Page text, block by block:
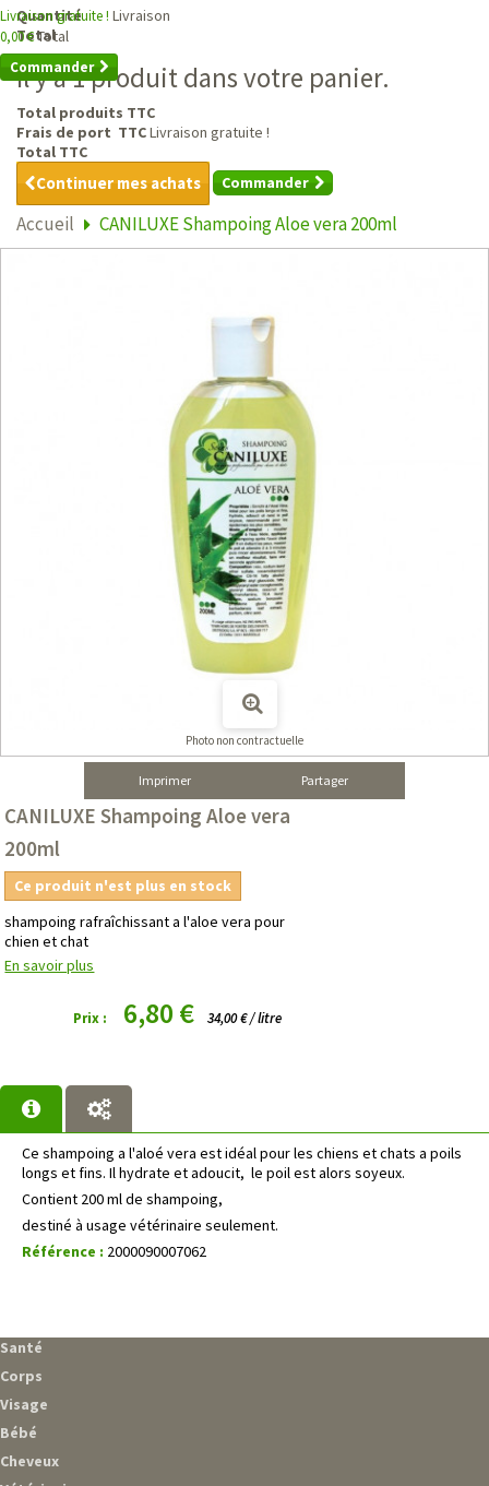
Livraison gratuite ! Livraison
0,00 €Total
Commander
Quantité
Total
Il y a 1 produit dans votre panier.
Total produits TTC
Frais de port TTCLivraison gratuite !
Total TTC
Continuer mes achats Commander
Accueil CANILUXE Shampoing Aloe vera 200ml
Photo non contractuelle
Imprimer Partager
CANILUXE Shampoing Aloe vera
200ml
Ce produit n'est plus en stock
shampoing rafraîchissant a l'aloe vera pour
chien et chat
En savoir plus
Prix : 6,80 € 34,00 € / litre
Ce shampoing a l'aloé vera est idéal pour les chiens et chats a poils
longs et fins. Il hydrate et adoucit, le poil est alors soyeux.
Contient 200 ml de shampoing,
destiné à usage vétérinaire seulement.
Référence : 2000090007062
Santé
Corps
Visage
Bébé
Cheveux